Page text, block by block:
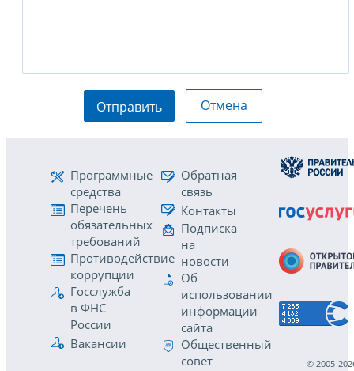
Отправить Отмена
Программные
средства
Перечень
обязательных
требований
Противодействие
коррупции
Госслужба
в ФНС
России
Вакансии
Обратная
связь
Контакты
Подписка
на
новости
Об
использовании
информации
сайта
Общественный
совет
© 2005-